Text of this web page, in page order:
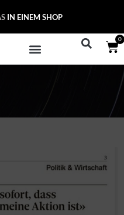
IN EINEM SHOP
0